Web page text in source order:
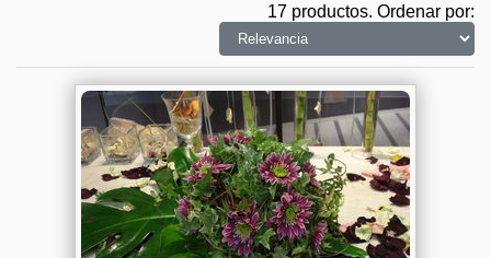
17 productos. Ordenar por: